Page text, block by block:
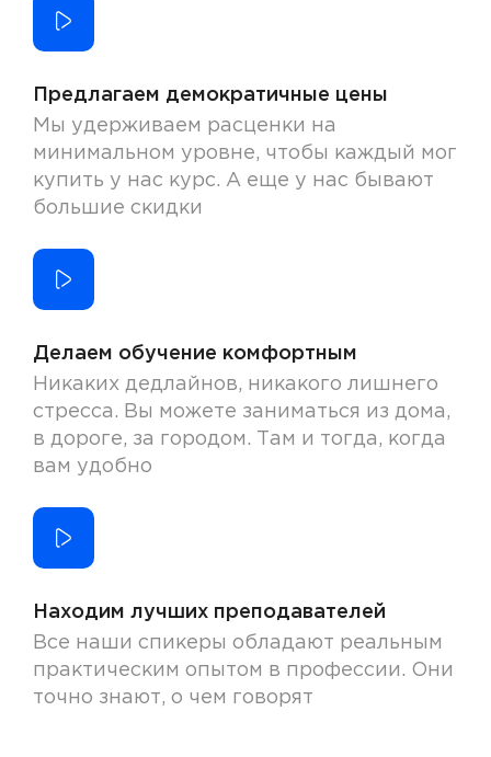
Предлагаем демократичные цены
Мы удерживаем расценки на
минимальном уровне, чтобы каждый мог
купить у нас курс. А еще у нас бывают
большие скидки
Делаем обучение комфортным
Никаких дедлайнов, никакого лишнего
стресса. Вы можете заниматься из дома,
в дороге, за городом. Там и тогда, когда
вам удобно
Находим лучших преподавателей
Все наши спикеры обладают реальным
практическим опытом в профессии. Они
точно знают, о чем говорят